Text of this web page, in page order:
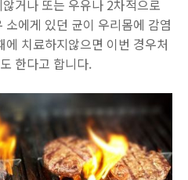
거나 또는 우유나 2차적으로
에게 있던 균이 우리몸에 감염
치료하지않으면 이번 경우처
한다고 합니다.